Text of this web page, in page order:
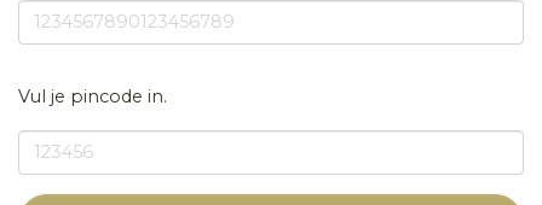
Vul je pincode in.